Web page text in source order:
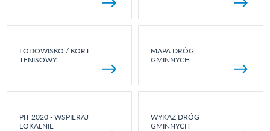
LODOWISKO / KORT
TENISOWY
MAPA DRÓG
GMINNYCH
PIT 2020 - WSPIERAJ
LOKALNIE
WYKAZ DRÓG
GMINNYCH